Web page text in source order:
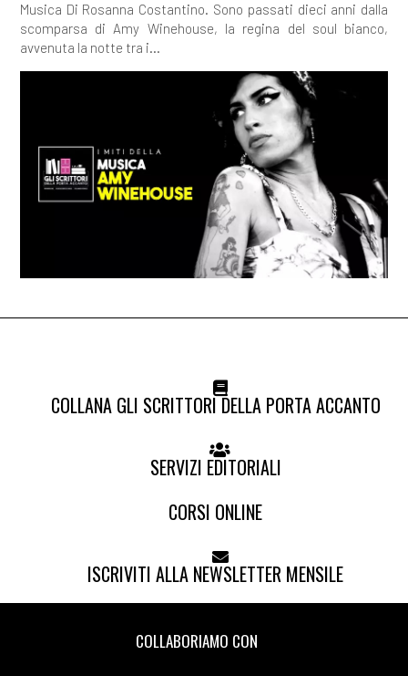
Musica Di Rosanna Costantino. Sono passati dieci anni dalla
scomparsa di Amy Winehouse, la regina del soul bianco,
avvenuta la notte tra i...
COLLANA GLI SCRITTORI DELLA PORTA ACCANTO
SERVIZI EDITORIALI
CORSI ONLINE
ISCRIVITI ALLA NEWSLETTER MENSILE
COLLABORIAMO CON